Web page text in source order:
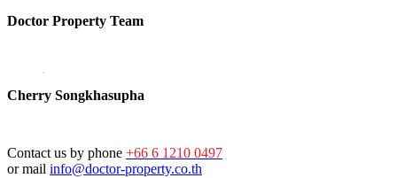
Doctor Property Team
Cherry Songkhasupha
Contact us by phone +66 6 1210 0497
or mail info@doctor-property.co.th